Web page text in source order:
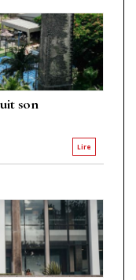
son
Lire